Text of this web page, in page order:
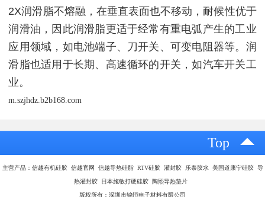
2X润滑脂不熔融，在垂直表面也不移动，耐候性优于
润滑油，因此润滑脂更适于经常有重电弧产生的工业
应用领域，如电池端子、刀开关、可变电阻器等。润
滑脂也适用于长期、高速循环的开关，如汽车开关工
业。
m.szjhdz.b2b168.com
Top
主营产品：信越有机硅胶 信越官网 信越导热硅脂 RTV硅胶 灌封胶 乐泰胶水 美国道康宁硅胶 导
热灌封胶 日本施敏打硬硅胶 陶熙导热垫片
版权所有：深圳市锦恒电子材料有限公司